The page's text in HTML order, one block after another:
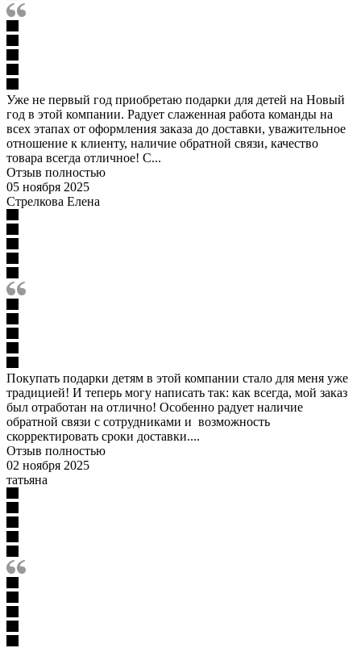
Уже не первый год приобретаю подарки для детей на Новый
год в этой компании. Радует слаженная работа команды на
всех этапах от оформления заказа до доставки, уважительное
отношение к клиенту, наличие обратной связи, качество
товара всегда отличное! С...
Отзыв полностью
05 ноября 2025
Стрелкова Елена
Покупать подарки детям в этой компании стало для меня уже
традицией! И теперь могу написать так: как всегда, мой заказ
был отработан на отлично! Особенно радует наличие
обратной связи с сотрудниками и возможность
скорректировать сроки доставки....
Отзыв полностью
02 ноября 2025
татьяна